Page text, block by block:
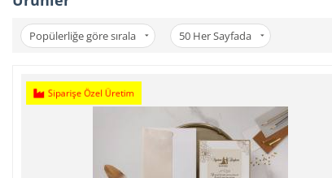
Popülerliğe göre sırala 50 Her Sayfada
Siparişe Özel Üretim